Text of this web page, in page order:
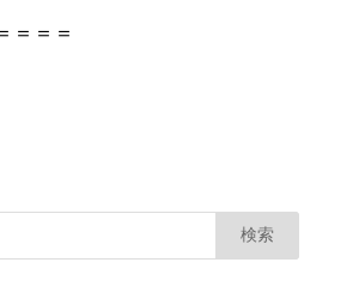
＝＝＝